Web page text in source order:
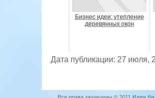
Бизнес идеи: утепление
деревянных окон
Дата публикации: 27 июля,